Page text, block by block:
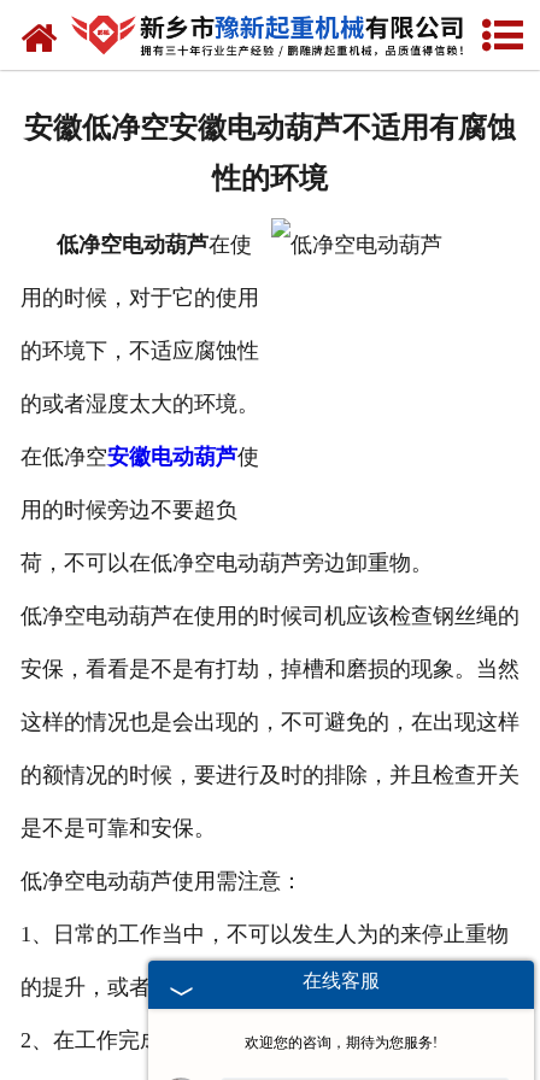
网站首页
安徽低净空安徽电动葫芦不适用有腐蚀
性的环境
低净空电动葫芦在使
用的时候，对于它的使用
的环境下，不适应腐蚀性
的或者湿度太大的环境。
在低净空安徽电动葫芦使
用的时候旁边不要超负
荷，不可以在低净空电动葫芦旁边卸重物。
低净空电动葫芦在使用的时候司机应该检查钢丝绳的
安保，看看是不是有打劫，掉槽和磨损的现象。当然
这样的情况也是会出现的，不可避免的，在出现这样
的额情况的时候，要进行及时的排除，并且检查开关
是不是可靠和安保。
低净空电动葫芦使用需注意：
1、日常的工作当中，不可以发生人为的来停止重物
的提升，或者停止运行。
2、在工作完成后要关闭电源和切掉电源；
在线客服
欢迎您的咨询，期待为您服务!